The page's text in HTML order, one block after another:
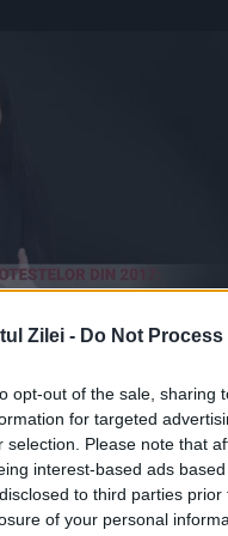
Zilei - Do Not
opt-out of the sale, sharing
for targeted
selection. Please note that
interest-based ads
to third parties
of your personal
care este cu
2007. Nu a
la casa lui,